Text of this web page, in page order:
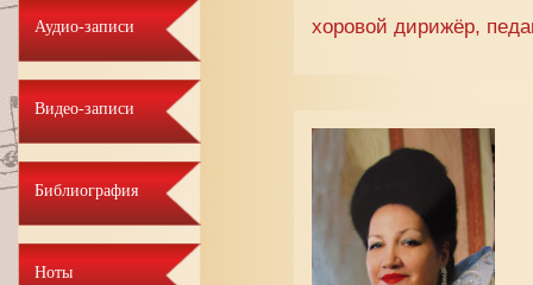
Аудио-записи
Видео-записи
Библиография
Ноты
хоровой дирижёр,